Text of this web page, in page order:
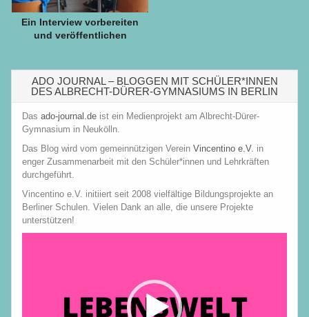
Ein Interview vorbereiten
und veröffentlichen
ADO JOURNAL – BLOGGEN MIT SCHÜLER*INNEN
DES ALBRECHT-DÜRER-GYMNASIUMS IN BERLIN
Das ado-journal.de ist ein Medienprojekt am Albrecht-Dürer-
Gymnasium in Neukölln.
Das Blog wird vom gemeinnützigen Verein Vincentino e.V. in
enger Zusammenarbeit mit den Schüler*innen und Lehrkräften
durchgeführt.
Vincentino e.V. initiiert seit 2008 vielfältige Bildungsprojekte an
Berliner Schulen. Vielen Dank an alle, die unsere Projekte
unterstützen!